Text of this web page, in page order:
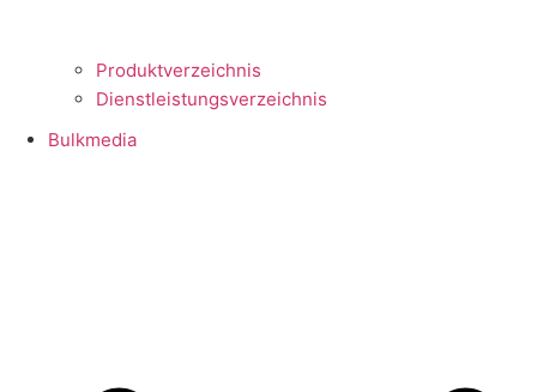
Produktverzeichnis
Dienstleistungsverzeichnis
Bulkmedia